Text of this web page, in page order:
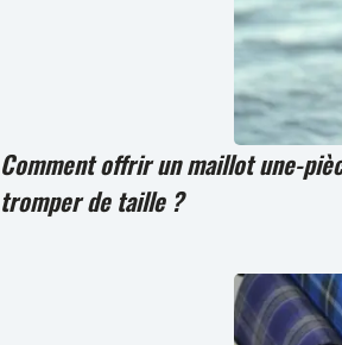
Comment offrir un maillot une-
tromper de taille ?